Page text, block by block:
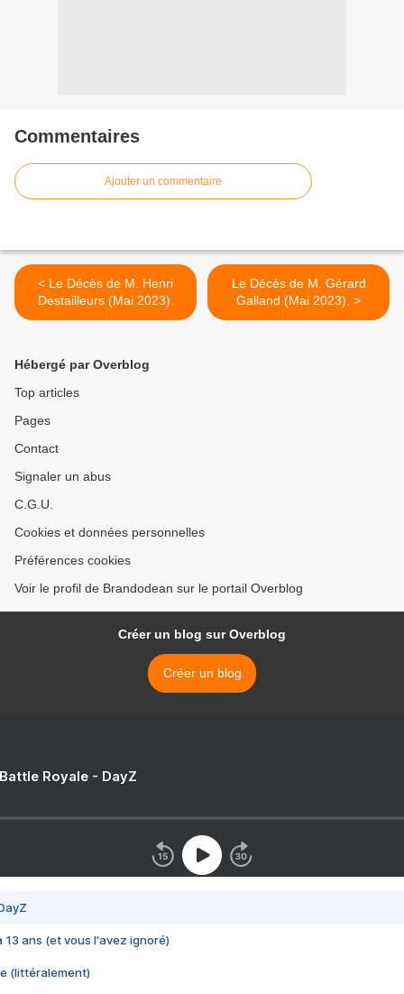
Commentaires
Ajouter un commentaire
< Le Décès de M. Henri
Destailleurs (Mai 2023).
Le Décès de M. Gérard
Galland (Mai 2023). >
Hébergé par Overblog
Top articles
Pages
Contact
Signaler un abus
C.G.U.
Cookies et données personnelles
Préférences cookies
Voir le profil de Brandodean sur le portail Overblog
Créer un blog sur Overblog
Créer un blog
Royale - DayZ
13 ans (et vous l'avez ignoré)
(littéralement)